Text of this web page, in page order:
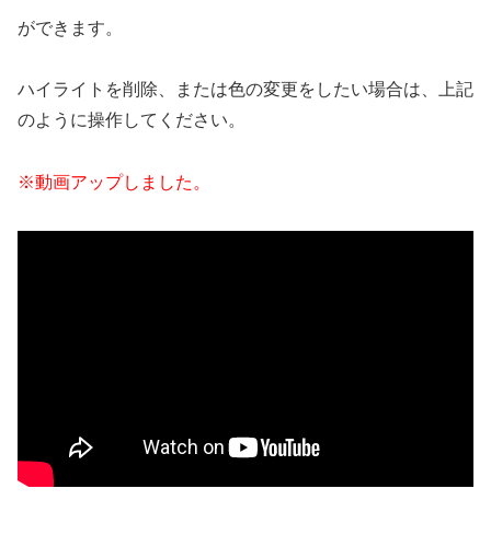
ができます。
ハイライトを削除、または色の変更をしたい場合は、上記
のように操作してください。
※動画アップしました。